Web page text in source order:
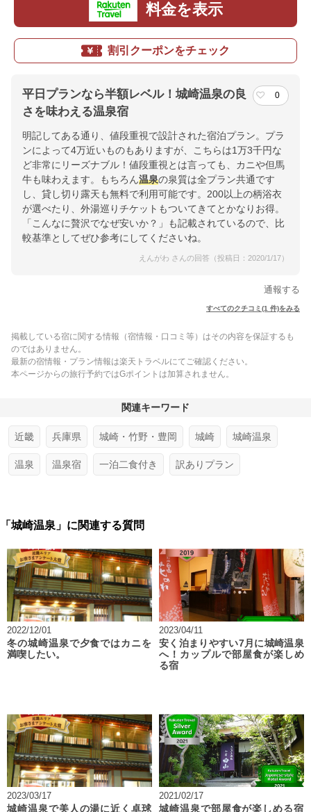
料金を表示
割引クーポンをチェック
平日プランなら半額レベル！城崎温泉の良
さを味わえる温泉宿
0
明記してある通り、値段重視で設計された宿泊プラン。プラ
ンによって4万近いものもありますが、こちらは1万3千円な
ど非常にリーズナブル！値段重視とは言っても、カニや但馬
牛も味わえます。もちろん温泉の泉質は全プラン共通です
し、貸し切り露天も無料で利用可能です。200以上の柄浴衣
が選べたり、外湯巡りチケットもついてきてとかなりお得。
「こんなに贅沢でなぜ安いか？」も記載されているので、比
較基準としてぜひ参考にしてくださいね。
えんがわ さんの回答（投稿日：2020/1/17）
通報する
すべてのクチコミ(1 件)をみる
掲載している宿に関する情報（宿情報・口コミ等）はその内容を保証するも
のではありません。
最新の宿情報・プラン情報は楽天トラベルにてご確認ください。
本ページからの旅行予約ではGポイントは加算されません。
関連キーワード
近畿 兵庫県 城崎・竹野・豊岡 城崎 城崎温泉
温泉 温泉宿 一泊二食付き 訳ありプラン
「城崎温泉」に関連する質問
2022/12/01
冬の城崎温泉で夕食ではカニを
満喫したい。
2023/04/11
安く泊まりやすい7月に城崎温泉
へ！カップルで部屋食が楽しめ
る宿
2023/03/17
城崎温泉で美人の湯に近く卓球
2021/02/17
城崎温泉で部屋食が楽しめる宿